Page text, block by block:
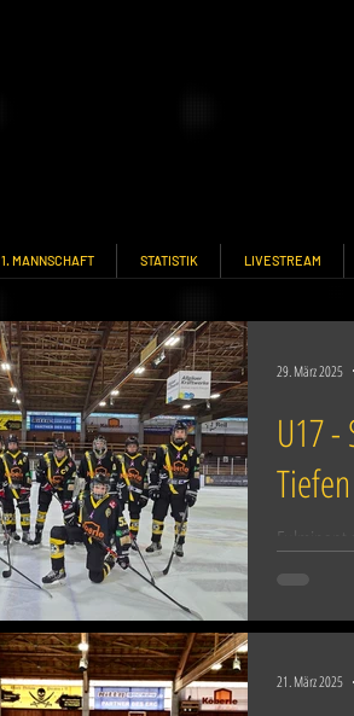
1. MANNSCHAFT STATISTIK LIVESTREAM
U17
Tiefen
29. März 2025
21. März 2025